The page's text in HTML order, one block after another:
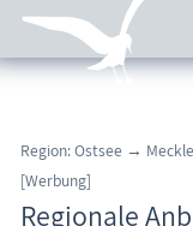
Regionales
Aktivangebote &
Region: Ostsee →
[Werbung]
Regionale